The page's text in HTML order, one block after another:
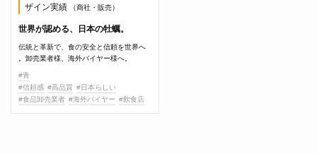
ザイン実績
（商社・販売）
世界が認める、日本の牡蠣。
伝統と革新で、食の安全と信頼を世界へ
。卸売業者様、海外バイヤー様へ。
#青
#信頼感 #高品質 #日本らしい
#食品卸売業者 #海外バイヤー #飲食店